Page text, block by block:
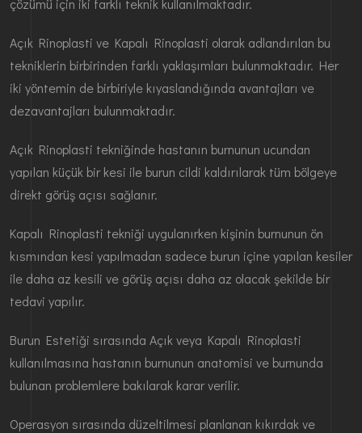
çözümü için iki farklı teknik kullanılmaktadır.
Açık Rinoplasti ve Kapalı Rinoplasti olarak adlandırılan bu
tekniklerin birbirinden farklı yaklaşımları bulunmaktadır. Her
iki yöntemin de birbiriyle kıyaslandığında avantajları ve
dezavantajları bulunmaktadır.
Açık Rinoplasti tekniğinde hastanın burnunun ucundan
yapılan küçük bir kesi ile burun cildi kaldırılarak tüm bölgeye
direkt görüş açısı sağlanır.
Kapalı Rinoplasti tekniği uygulanırken kişinin burnunun ön
kısmından kesi yapılmadan sadece burun içine yapılan kesiler
ile daha az kesili ve görüş açısı daha az olacak şekilde bir
tedavi yapılır.
Burun Estetiği sırasında Açık veya Kapalı Rinoplasti
kullanılmasına hastanın burnunun anatomisi ve burnunda
bulunan problemlere bakılarak karar verilir.
Operasyon sırasında düzeltilmesi planlanan kıkırdak ve